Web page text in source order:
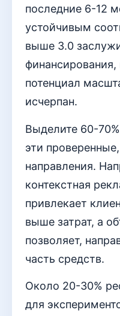
последние 6-12
устойчивым
выше 3.0
финансирования,
потенциал
исчерпан.
Выделите 60-
эти
направления.
контекстная
привлекает
выше затрат, а
позволяет,
часть средств.
Около 20-30%
для